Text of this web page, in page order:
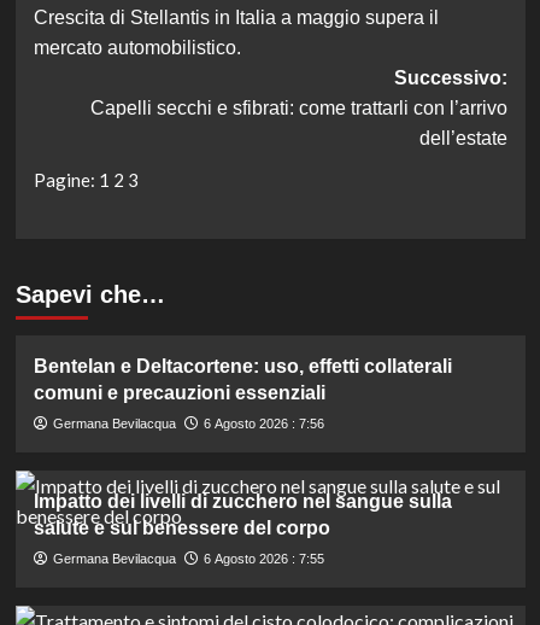
articolo
Crescita di Stellantis in Italia a maggio supera il
mercato automobilistico.
Successivo:
Capelli secchi e sfibrati: come trattarli con l’arrivo
dell’estate
Pagine: 1 2 3
Sapevi che…
Bentelan e Deltacortene: uso, effetti collaterali
comuni e precauzioni essenziali
Germana Bevilacqua 6 Agosto 2026 : 7:56
Impatto dei livelli di zucchero nel sangue sulla
salute e sul benessere del corpo
Germana Bevilacqua 6 Agosto 2026 : 7:55